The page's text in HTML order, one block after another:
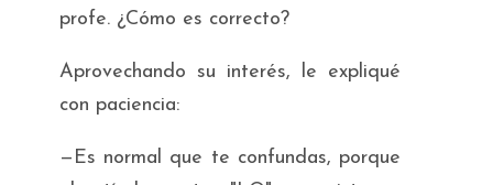
profe. ¿Cómo es correcto?
Aprovechando su interés, le expliqué
con paciencia:
—Es normal que te confundas, porque